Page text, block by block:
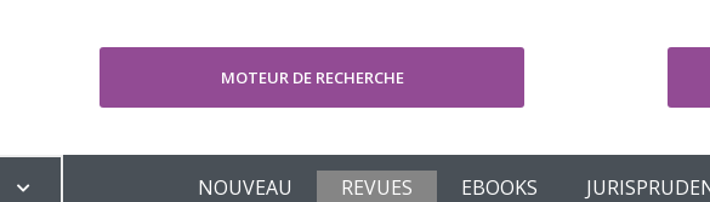
MOTEUR DE RECHERCHE
NOUVEAU REVUES EBOOKS